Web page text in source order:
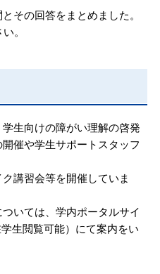
その回答をまとめました。
。
生向けの障がい理解の啓発
催や学生サポートスタッフ
講習会等を開催していま
いては、学内ポータルサイ
生閲覧可能）にて案内をい